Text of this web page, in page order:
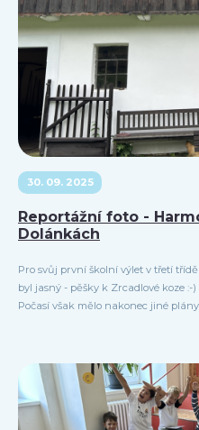
30. 09. 2025
Reportážní foto -
Dolánkách
Pro svůj první školní výlet v třetí
byl jasný - pěšky k Zrcadlové koze :-)
Počasí však mělo nakonec jiné plány,